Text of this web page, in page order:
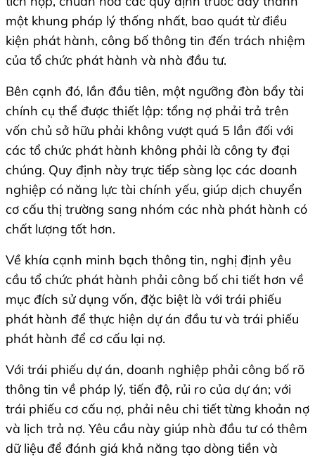
một khung pháp lý thống nhất, bao quát từ điều
kiện phát hành, công bố thông tin đến trách nhiệm
của tổ chức phát hành và nhà đầu tư.
Bên cạnh đó, lần đầu tiên, một ngưỡng đòn bẩy tài
chính cụ thể được thiết lập: tổng nợ phải trả trên
vốn chủ sở hữu phải không vượt quá 5 lần đối với
các tổ chức phát hành không phải là công ty đại
chúng. Quy định này trực tiếp sàng lọc các doanh
nghiệp có năng lực tài chính yếu, giúp dịch chuyển
cơ cấu thị trường sang nhóm các nhà phát hành có
chất lượng tốt hơn.
Về khía cạnh minh bạch thông tin, nghị định yêu
cầu tổ chức phát hành phải công bố chi tiết hơn về
mục đích sử dụng vốn, đặc biệt là với trái phiếu
phát hành để thực hiện dự án đầu tư và trái phiếu
phát hành để cơ cấu lại nợ.
Với trái phiếu dự án, doanh nghiệp phải công bố rõ
thông tin về pháp lý, tiến độ, rủi ro của dự án; với
trái phiếu cơ cấu nợ, phải nêu chi tiết từng khoản nợ
và lịch trả nợ. Yêu cầu này giúp nhà đầu tư có thêm
dữ liệu để đánh giá khả năng tạo dòng tiền và